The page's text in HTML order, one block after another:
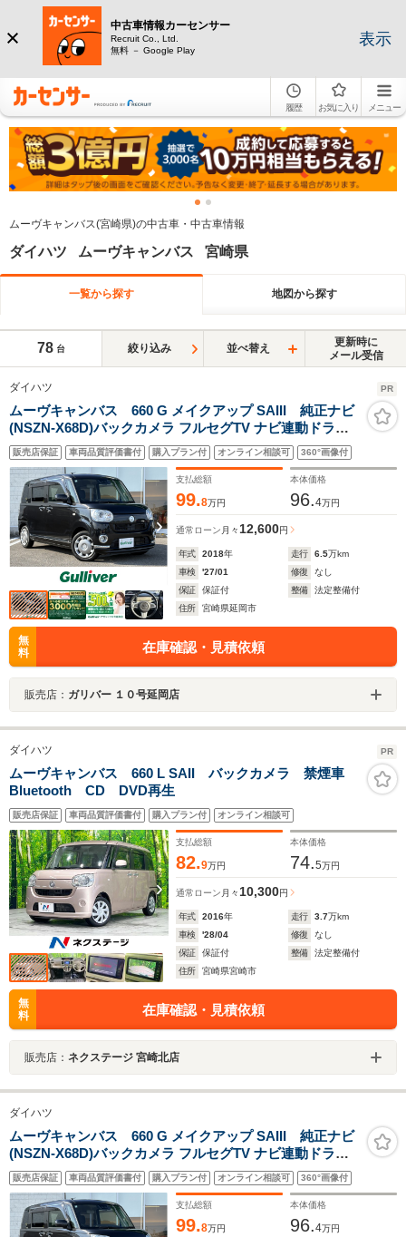
中古車情報カーセンサー
Recruit Co., Ltd.
無料 － Google Play
表示
履歴 お気に入り メニュー
ムーヴキャンバス(宮崎県)の中古車・中古車情報
ダイハツ ムーヴキャンバス 宮崎県
一覧から探す 地図から探す
78 台 絞り込み 並べ替え
更新時に
メール受信
ダイハツ PR
ムーヴキャンバス 660 G メイクアップ SAIII 純正ナビ
(NSZN-X68D)バックカメラ フルセグTV ナビ連動ドラレ
コ 両側パワースライドドア 衝突被害軽減システム オート
ライト オートマチックハイビーム LEDヘッドライト
販売店保証 車両品質評価書付 購入プラン付 オンライン相談可 360°画像付
支払総額
99.8万円
本体価格
96.4万円
通常ローン 月々12,600円
年式 2018年 走行 6.5万km
車検
'27/01 修復
なし
保証
保証付 整備
法定整備付
住所
宮崎県延岡市
無
料
在庫確認・見積依頼
販売店： ガリバー １０号延岡店
ダイハツ PR
ムーヴキャンバス 660 L SAII バックカメラ 禁煙車
Bluetooth CD DVD再生
販売店保証 車両品質評価書付 購入プラン付 オンライン相談可
支払総額
82.9万円
本体価格
74.5万円
通常ローン 月々10,300円
年式 2016年 走行 3.7万km
車検
'28/04 修復
なし
保証
保証付 整備
法定整備付
住所
宮崎県宮崎市
無
料
在庫確認・見積依頼
販売店： ネクステージ 宮崎北店
ダイハツ
ムーヴキャンバス 660 G メイクアップ SAIII 純正ナビ
(NSZN-X68D)バックカメラ フルセグTV ナビ連動ドラレ
コ 両側パワースライドドア 衝突被害軽減システム オート
ライト オートマチックハイビーム LEDヘッドライト
販売店保証 車両品質評価書付 購入プラン付 オンライン相談可 360°画像付
支払総額
99.8万円
本体価格
96.4万円